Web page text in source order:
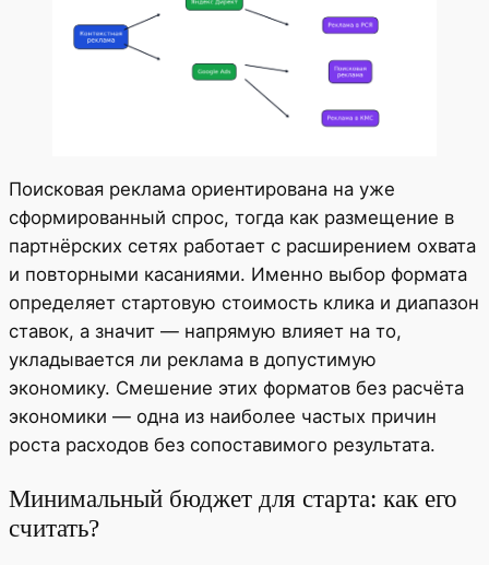
Поисковая реклама ориентирована на уже
сформированный спрос, тогда как размещение в
партнёрских сетях работает с расширением охвата
и повторными касаниями. Именно выбор формата
определяет стартовую стоимость клика и диапазон
ставок, а значит — напрямую влияет на то,
укладывается ли реклама в допустимую
экономику. Смешение этих форматов без расчёта
экономики — одна из наиболее частых причин
роста расходов без сопоставимого результата.
Минимальный бюджет для старта: как его
считать?